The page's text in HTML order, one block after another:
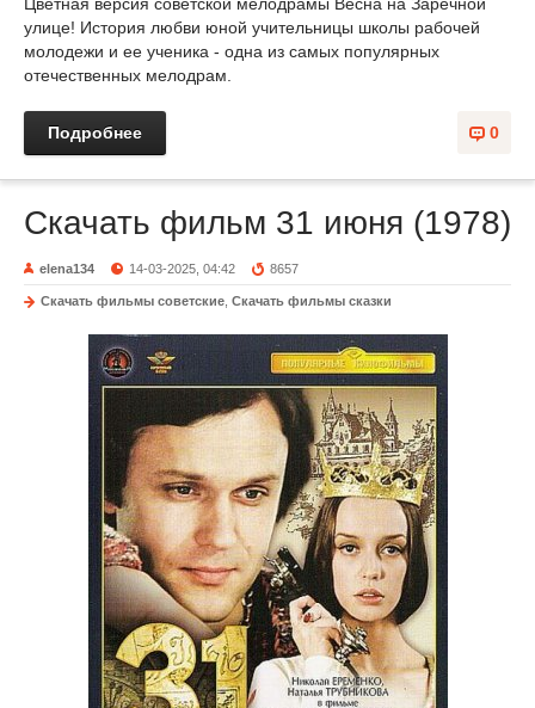
улице! История любви юной учительницы школы рабочей
молодежи и ее ученика - одна из самых популярных
отечественных мелодрам.
0
Подробнее
Скачать фильм 31 июня (1978)
elena134 14-03-2025, 04:42 8657
Скачать фильмы советские Скачать фильмы сказки